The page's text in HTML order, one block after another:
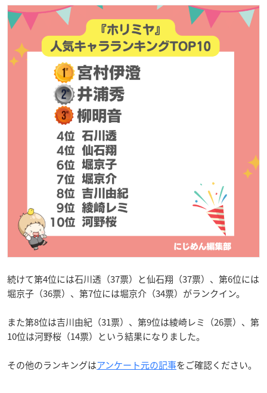
続けて第4位には石川透（37票）と仙石翔（37票）、第6位には
堀京子（36票）、第7位には堀京介（34票）がランクイン。
また第8位は吉川由紀（31票）、第9位は綾崎レミ（26票）、第
10位は河野桜（14票）という結果になりました。
その他のランキングはアンケート元の記事をご確認ください。